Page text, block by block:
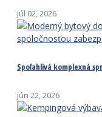
júl 02, 2026
Spoľahlivá komplexná
jún 22, 2026